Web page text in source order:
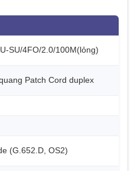
SU/4FO/2.0/100M(lỏng)
Patch Cord duplex
(G.652.D, OS2)